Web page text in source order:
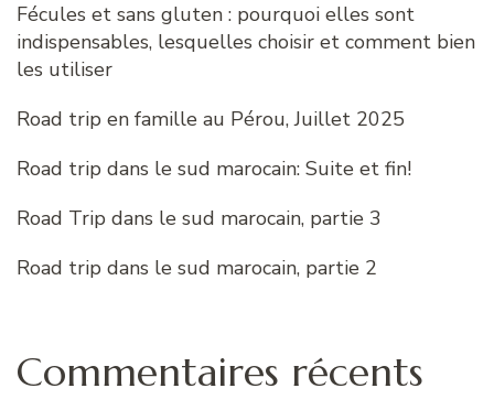
Fécules et sans gluten : pourquoi elles sont
indispensables, lesquelles choisir et comment bien
les utiliser
Road trip en famille au Pérou, Juillet 2025
Road trip dans le sud marocain: Suite et fin!
Road Trip dans le sud marocain, partie 3
Road trip dans le sud marocain, partie 2
Commentaires récents